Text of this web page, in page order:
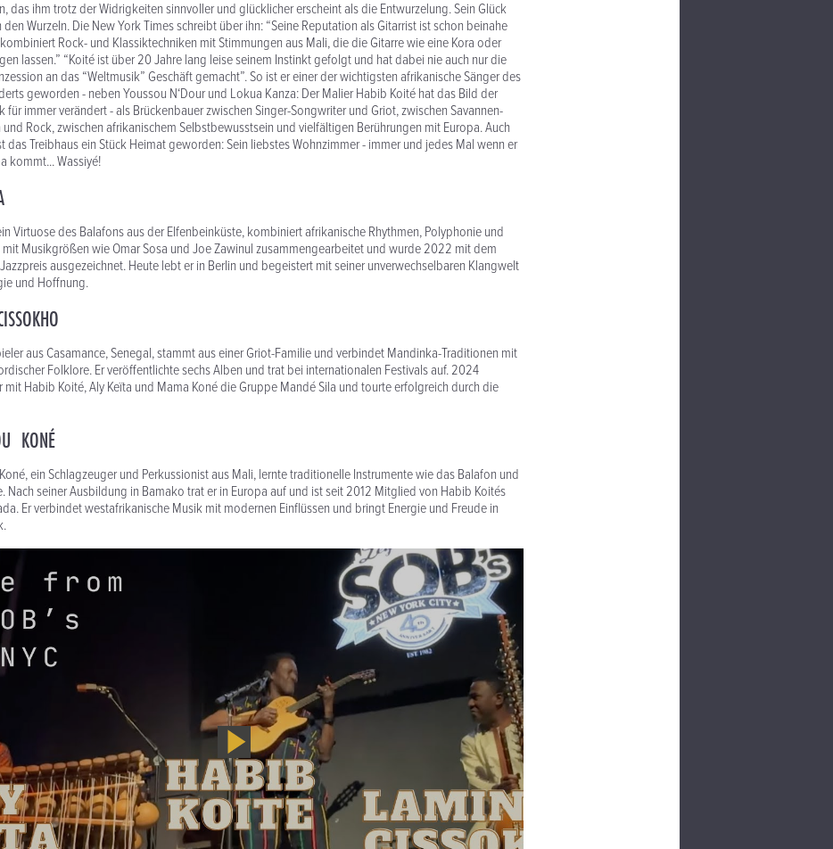
das ihm trotz der Widrigkeiten sinnvoller und glücklicher erscheint als die Entwurzelung. Sein Glück
Wurzeln. Die New York Times schreibt über ihn: “Seine Reputation als Gitarrist ist schon beinahe
Rock- und Klassiktechniken mit Stimmungen aus Mali, die die Gitarre wie eine Kora oder
lassen.” “Koité ist über 20 Jahre lang leise seinem Instinkt gefolgt und hat dabei nie auch nur die
an das “Weltmusik” Geschäft gemacht”. So ist er einer der wichtigsten afrikanische Sänger des
geworden - neben Youssou N‘Dour und Lokua Kanza: Der Malier Habib Koité hat das Bild der
für immer verändert - als Brückenbauer zwischen Singer-Songwriter und Griot, zwischen Savannen-
Rock, zwischen afrikanischem Selbstbewusstsein und vielfältigen Berührungen mit Europa. Auch
das Treibhaus ein Stück Heimat geworden: Sein liebstes Wohnzimmer - immer und jedes Mal wenn er
kommt... Wassiyé!
Virtuose des Balafons aus der Elfenbeinküste, kombiniert afrikanische Rhythmen, Polyphonie und
mit Musikgrößen wie Omar Sosa und Joe Zawinul zusammengearbeitet und wurde 2022 mit dem
ausgezeichnet. Heute lebt er in Berlin und begeistert mit seiner unverwechselbaren Klangwelt
und Hoffnung.
aus Casamance, Senegal, stammt aus einer Griot-Familie und verbindet Mandinka-Traditionen mit
Folklore. Er veröffentlichte sechs Alben und trat bei internationalen Festivals auf. 2024
mit Habib Koité, Aly Keïta und Mama Koné die Gruppe Mandé Sila und tourte erfolgreich durch die
KONÉ
ein Schlagzeuger und Perkussionist aus Mali, lernte traditionelle Instrumente wie das Balafon und
Nach seiner Ausbildung in Bamako trat er in Europa auf und ist seit 2012 Mitglied von Habib Koités
Er verbindet westafrikanische Musik mit modernen Einflüssen und bringt Energie und Freude in